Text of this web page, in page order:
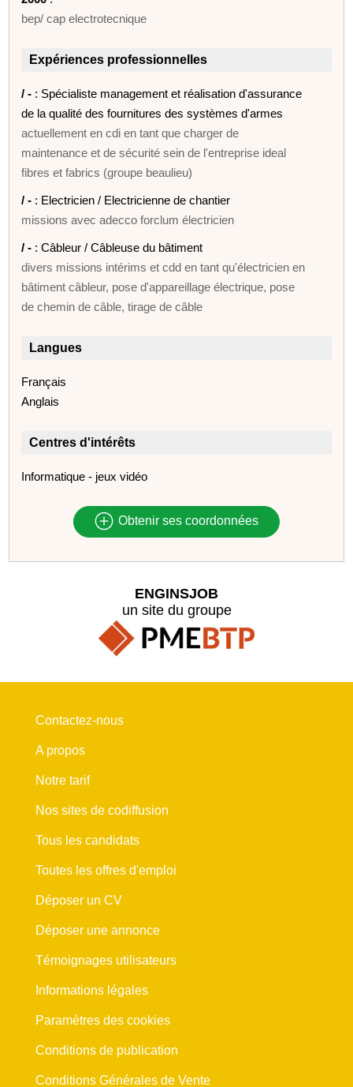
bep/ cap electrotecnique
Expériences professionnelles
/ - : Spécialiste management et réalisation d'assurance
de la qualité des fournitures des systèmes d'armes
actuellement en cdi en tant que charger de
maintenance et de sécurité sein de l'entreprise ideal
fibres et fabrics (groupe beaulieu)
/ - : Electricien / Electricienne de chantier
missions avec adecco forclum électricien
/ - : Câbleur / Câbleuse du bâtiment
divers missions intérims et cdd en tant qu'électricien en
bâtiment câbleur, pose d'appareillage électrique, pose
de chemin de câble, tirage de câble
Langues
Français
Anglais
Centres d'intérêts
Informatique - jeux vidéo
Obtenir ses coordonnées
ENGINSJOB
un site du groupe
Contactez-nous
A propos
Notre tarif
Nos sites de codiffusion
Tous les candidats
Toutes les offres d'emploi
Déposer un CV
Déposer une annonce
Témoignages utilisateurs
Informations légales
Paramètres des cookies
Conditions de publication
Conditions Générales de Vente